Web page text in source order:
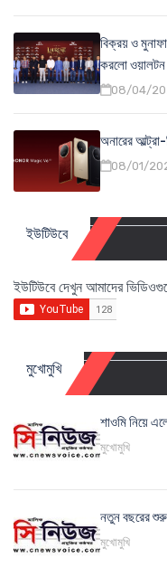
বিক্রয় ও
করলো ওয়ালটন
08/04/
অনারের
08/01/
ইউটিউবে
ইউটিউবে দেখুন আমাদের
মুখোমুখি
শাওমি নিয়ে
মুখোমুখি
নতুন বছরের
মুখোমুখি